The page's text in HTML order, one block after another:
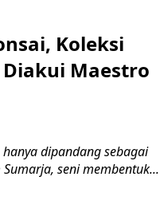
Koleksi
Maestro
dipandang sebagai
seni membentuk...